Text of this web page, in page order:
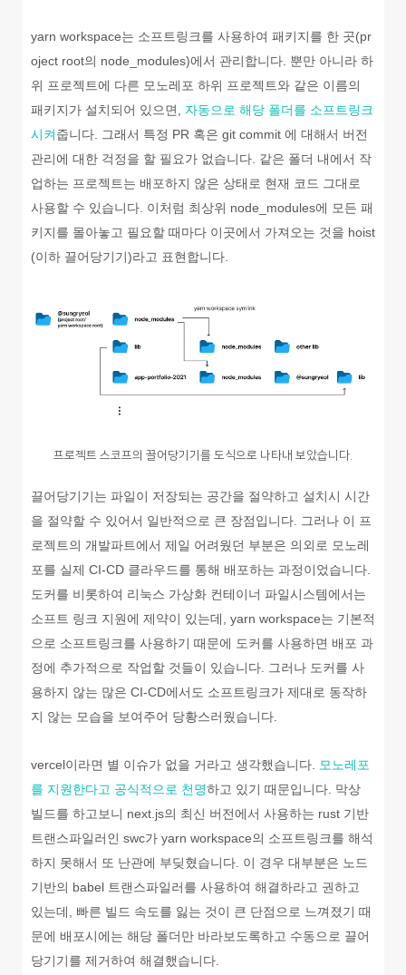
yarn workspace는 소프트링크를 사용하여 패키지를 한 곳(pr
oject root의 node_modules)에서 관리합니다. 뿐만 아니라 하
위 프로젝트에 다른 모노레포 하위 프로젝트와 같은 이름의
패키지가 설치되어 있으면, 자동으로 해당 폴더를 소프트링크
시켜줍니다. 그래서 특정 PR 혹은 git commit 에 대해서 버전
관리에 대한 걱정을 할 필요가 없습니다. 같은 폴더 내에서 작
업하는 프로젝트는 배포하지 않은 상태로 현재 코드 그대로
사용할 수 있습니다. 이처럼 최상위 node_modules에 모든 패
키지를 몰아놓고 필요할 때마다 이곳에서 가져오는 것을 hoist
(이하 끌어당기기)라고 표현합니다.
프로젝트 스코프의 끌어당기기를 도식으로 나타내 보았습니다.
끌어당기기는 파일이 저장되는 공간을 절약하고 설치시 시간
을 절약할 수 있어서 일반적으로 큰 장점입니다. 그러나 이 프
로젝트의 개발파트에서 제일 어려웠던 부분은 의외로 모노레
포를 실제 CI-CD 클라우드를 통해 배포하는 과정이었습니다.
도커를 비롯하여 리눅스 가상화 컨테이너 파일시스템에서는
소프트 링크 지원에 제약이 있는데, yarn workspace는 기본적
으로 소프트링크를 사용하기 때문에 도커를 사용하면 배포 과
정에 추가적으로 작업할 것들이 있습니다. 그러나 도커를 사
용하지 않는 많은 CI-CD에서도 소프트링크가 제대로 동작하
지 않는 모습을 보여주어 당황스러웠습니다.
vercel이라면 별 이슈가 없을 거라고 생각했습니다.
모노레포
를 지원한다고 공식적으로 천명하고 있기 때문입니다. 막상
빌드를 하고보니 next.js의 최신 버전에서 사용하는 rust 기반
트랜스파일러인 swc가 yarn workspace의 소프트링크를 해석
하지 못해서 또 난관에 부딪혔습니다. 이 경우 대부분은 노드
기반의 babel 트랜스파일러를 사용하여 해결하라고 권하고
있는데, 빠른 빌드 속도를 잃는 것이 큰 단점으로 느껴졌기 때
문에 배포시에는 해당 폴더만 바라보도록하고 수동으로 끌어
당기기를 제거하여 해결했습니다.